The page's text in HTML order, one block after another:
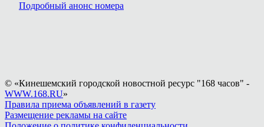
Подробный анонс номера
© «Кинешемский городской новостной ресурс "168 часов" -
WWW.168.RU»
Правила приема объявлений в газету
Размещение рекламы на сайте